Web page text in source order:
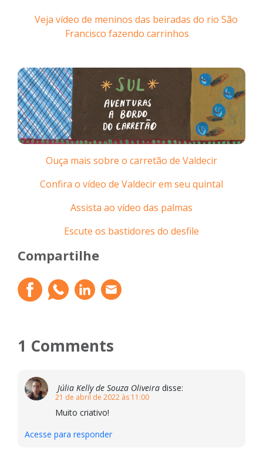
Veja vídeo de meninos das beiradas do rio São
Francisco fazendo carrinhos
Ouça mais sobre o carretão de Valdecir
Confira o vídeo de Valdecir em seu quintal
Assista ao vídeo das palmas
Escute os bastidores do desfile
Compartilhe
1 Comments
Júlia Kelly de Souza Oliveira disse:
21 de abril de 2022 às 11:00
Muito criativo!
Acesse para responder